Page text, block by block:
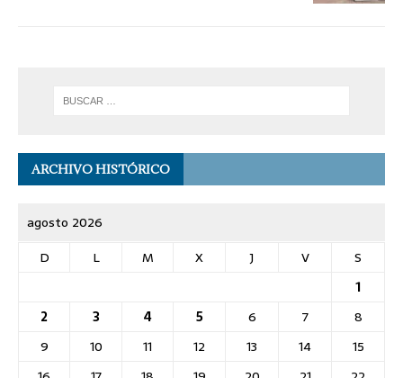
ARCHIVO HISTÓRICO
agosto 2026
D
L M X J V
S
1
2
3 4 5 6 7
8
9
10 11 12 13 14
15